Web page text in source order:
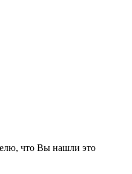
что Вы нашли это